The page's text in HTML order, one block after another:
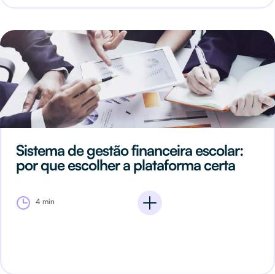
Sistema de gestão financeira escolar:
por que escolher a plataforma certa
4 min